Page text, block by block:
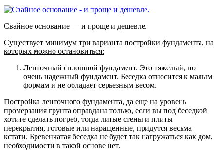
Свайное основание — и проще и дешевле.
Существует минимум три варианта постройки фундамента, на
которых можно остановиться:
Ленточный сплошной фундамент. Это тяжелый, но
очень надежный фундамент. Беседка относится к малым
формам и не обладает серьезным весом.
Постройка ленточного фундамента, да еще на уровень
промерзания грунта оправдана только, если вы под беседкой
хотите сделать погреб, тогда литые стены и плиты
перекрытия, готовые или наращенные, придутся весьма
кстати. Бревенчатая беседка не будет так нагружаться как дом,
необходимости в такой основе нет.